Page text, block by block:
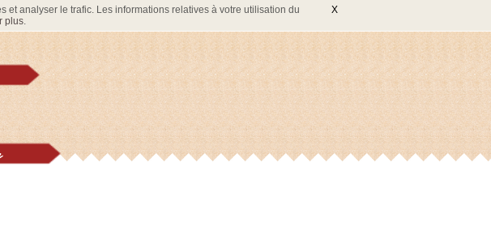
X
analyser le trafic. Les informations relatives à votre utilisation du
plus.